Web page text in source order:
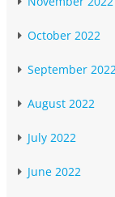
October 2022
September
August 2022
July 2022
June 2022